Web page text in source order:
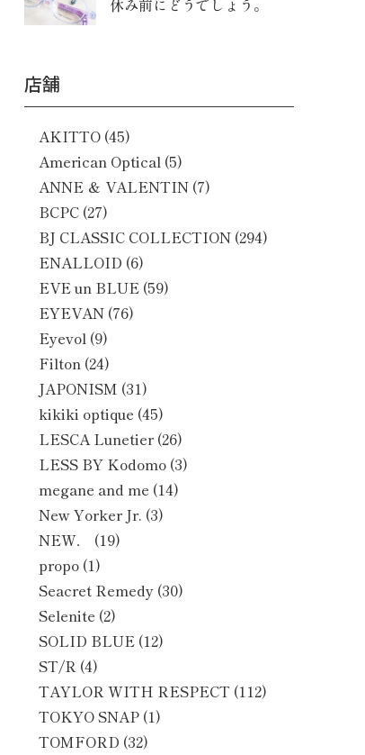
休み前にどうでしょう。
店舗
AKITTO (45)
American Optical (5)
ANNE ＆ VALENTIN (7)
BCPC (27)
BJ CLASSIC COLLECTION (294)
ENALLOID (6)
EVE un BLUE (59)
EYEVAN (76)
Eyevol (9)
Filton (24)
JAPONISM (31)
kikiki optique (45)
LESCA Lunetier(26)
LESS BY Kodomo (3)
megane and me (14)
New Yorker Jr. (3)
NEW．
(19)
propo (1)
Seacret Remedy (30)
Selenite (2)
SOLID BLUE (12)
ST/R (4)
TAYLOR WITH RESPECT (112)
TOKYO SNAP (1)
TOMFORD (32)